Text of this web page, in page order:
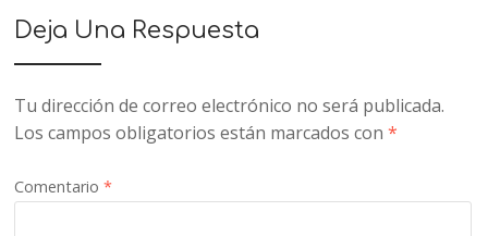
Deja Una Respuesta
Tu dirección de correo electrónico no será publicada.
Los campos obligatorios están marcados con*
Comentario*